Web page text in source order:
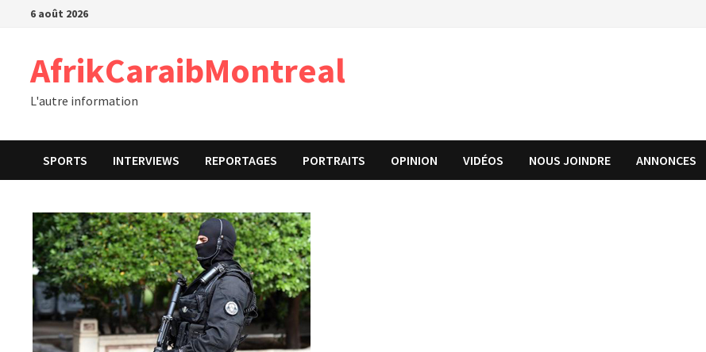
Passer6 août 2026
AfrikCaraibMontreal
L'autre information
SPORTS INTERVIEWS REPORTAGES PORTRAITS OPINION VIDÉOS NOUS JOINDRE ANNONCES